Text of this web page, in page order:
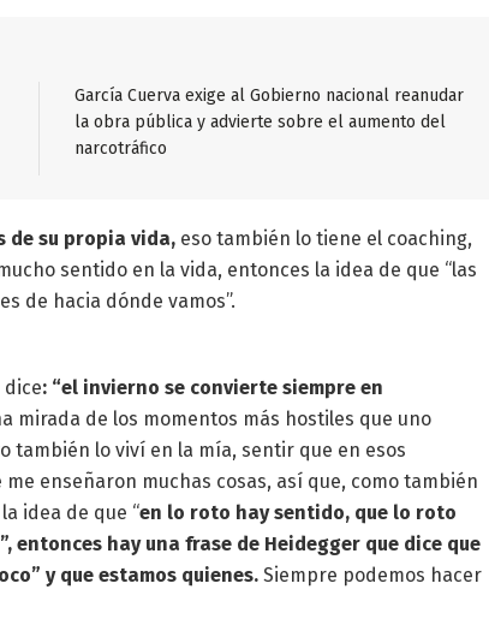
García Cuerva exige al Gobierno nacional reanudar
la obra pública y advierte sobre el aumento del
narcotráfico
de su propia vida, eso también lo tiene el coaching,
sentido en la vida, entonces la idea de que “las
de hacia dónde vamos”.
dice: “el invierno se convierte siempre en
mirada de los momentos más hostiles que uno
también lo viví en la mía, sentir que en esos
enseñaron muchas cosas, así que, como también
idea de que “en lo roto hay sentido, que lo roto
hay una frase de Heidegger que dice que
y que estamos quienes. Siempre podemos hacer